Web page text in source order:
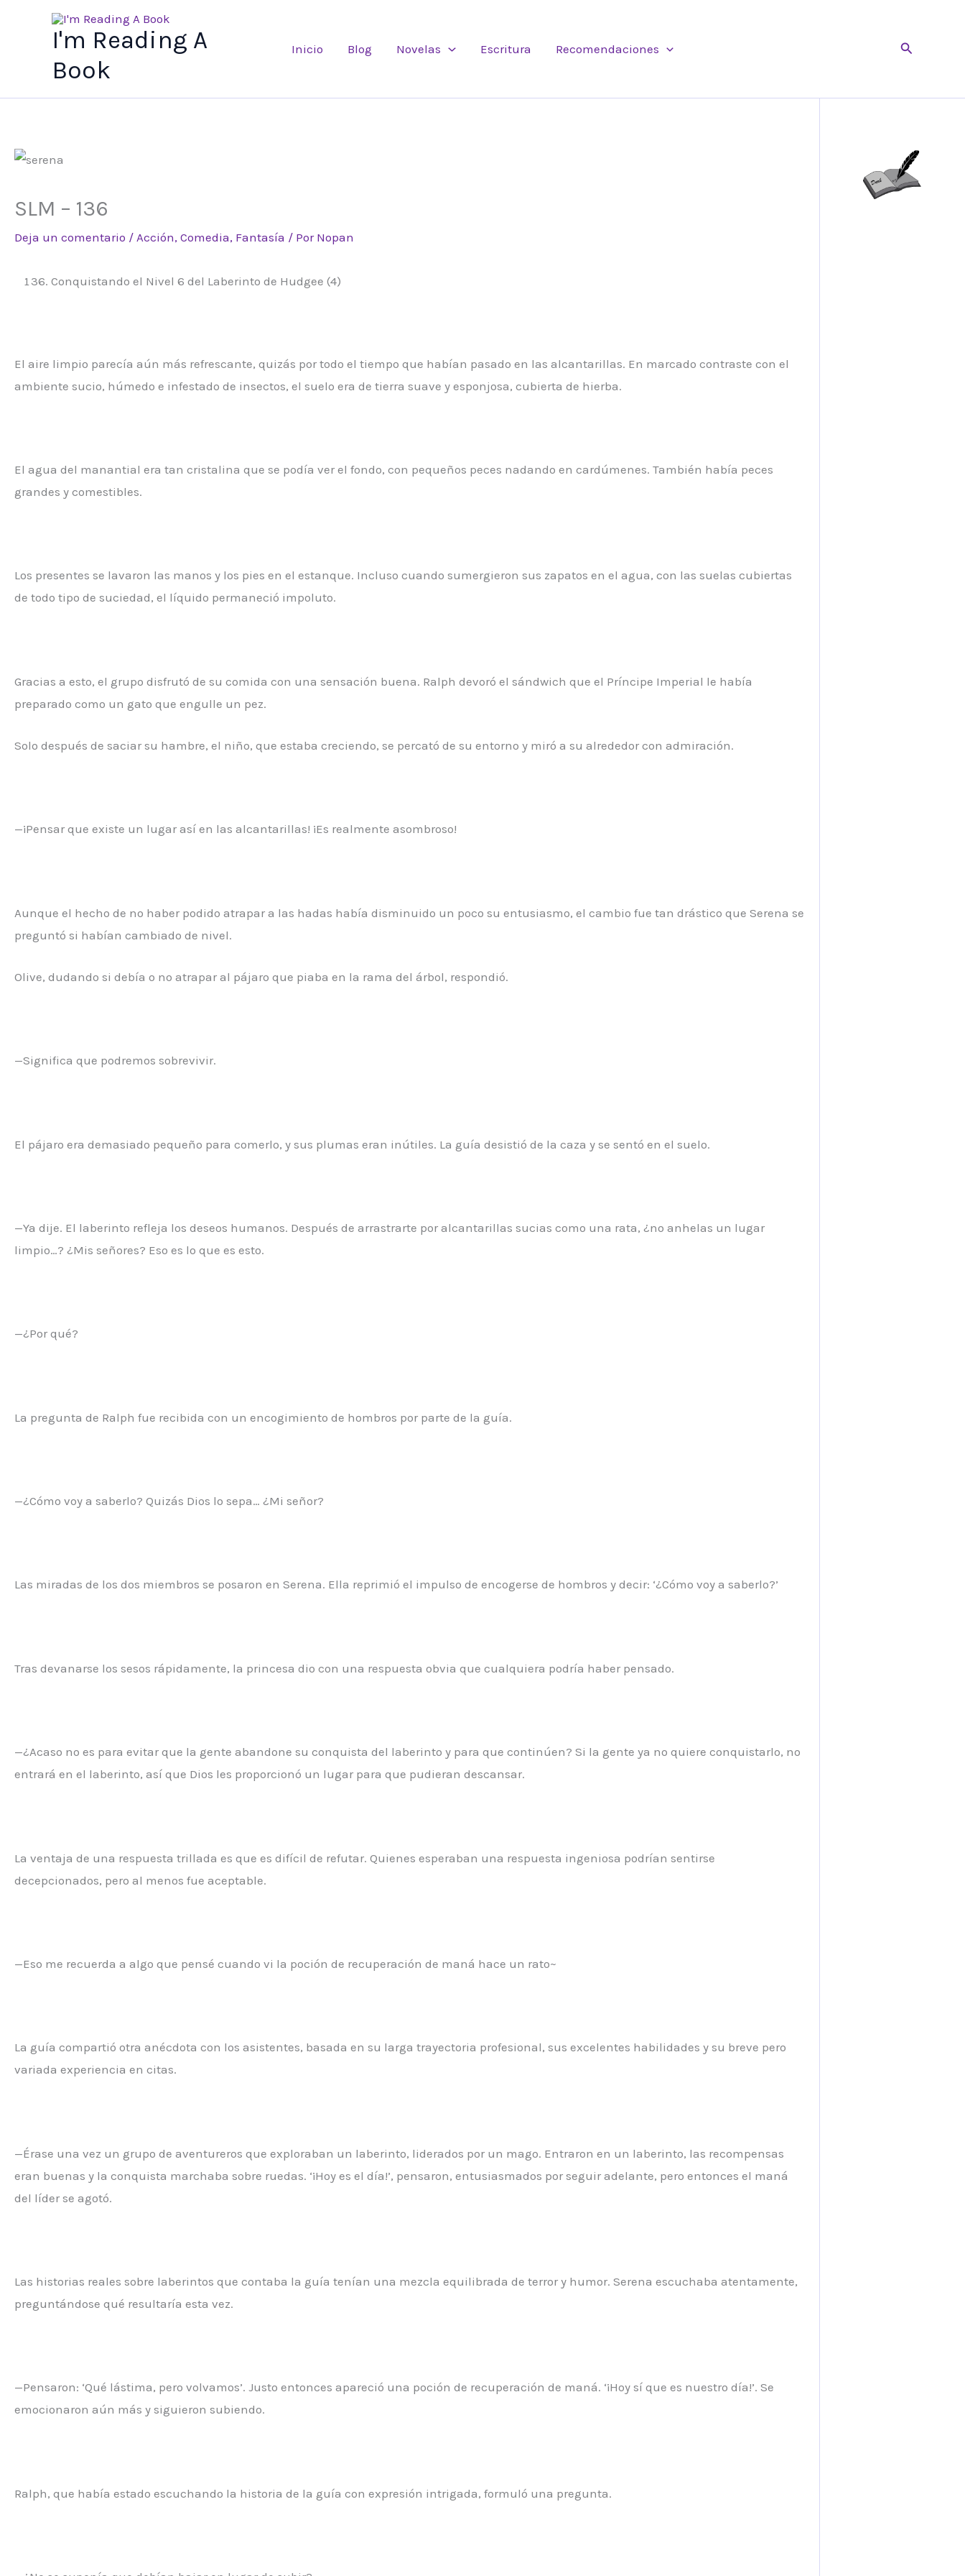
I'm Reading A
Book
Inicio Blog Novelas Escritura Recomendaciones Buscar
SLM – 136
Deja un comentario / Acción, Comedia, Fantasía / Por Nopan
Conquistando el Nivel 6 del Laberinto de Hudgee (4)
El aire limpio parecía aún más refrescante, quizás por todo el tiempo que habían pasado en las alcantarillas. En marcado contraste con el
ambiente sucio, húmedo e infestado de insectos, el suelo era de tierra suave y esponjosa, cubierta de hierba.
El agua del manantial era tan cristalina que se podía ver el fondo, con pequeños peces nadando en cardúmenes. También había peces
grandes y comestibles.
Los presentes se lavaron las manos y los pies en el estanque. Incluso cuando sumergieron sus zapatos en el agua, con las suelas cubiertas
de todo tipo de suciedad, el líquido permaneció impoluto.
Gracias a esto, el grupo disfrutó de su comida con una sensación buena. Ralph devoró el sándwich que el Príncipe Imperial le había
preparado como un gato que engulle un pez.
Solo después de saciar su hambre, el niño, que estaba creciendo, se percató de su entorno y miró a su alrededor con admiración.
—¡Pensar que existe un lugar así en las alcantarillas! ¡Es realmente asombroso!
Aunque el hecho de no haber podido atrapar a las hadas había disminuido un poco su entusiasmo, el cambio fue tan drástico que Serena se
preguntó si habían cambiado de nivel.
Olive, dudando si debía o no atrapar al pájaro que piaba en la rama del árbol, respondió.
—Significa que podremos sobrevivir.
El pájaro era demasiado pequeño para comerlo, y sus plumas eran inútiles. La guía desistió de la caza y se sentó en el suelo.
—Ya dije. El laberinto refleja los deseos humanos. Después de arrastrarte por alcantarillas sucias como una rata, ¿no anhelas un lugar
limpio…? ¿Mis señores? Eso es lo que es esto.
—¿Por qué?
La pregunta de Ralph fue recibida con un encogimiento de hombros por parte de la guía.
—¿Cómo voy a saberlo? Quizás Dios lo sepa… ¿Mi señor?
Las miradas de los dos miembros se posaron en Serena. Ella reprimió el impulso de encogerse de hombros y decir: ‘¿Cómo voy a saberlo?’
Tras devanarse los sesos rápidamente, la princesa dio con una respuesta obvia que cualquiera podría haber pensado.
—¿Acaso no es para evitar que la gente abandone su conquista del laberinto y para que continúen? Si la gente ya no quiere conquistarlo, no
entrará en el laberinto, así que Dios les proporcionó un lugar para que pudieran descansar.
La ventaja de una respuesta trillada es que es difícil de refutar. Quienes esperaban una respuesta ingeniosa podrían sentirse
decepcionados, pero al menos fue aceptable.
—Eso me recuerda a algo que pensé cuando vi la poción de recuperación de maná hace un rato~
La guía compartió otra anécdota con los asistentes, basada en su larga trayectoria profesional, sus excelentes habilidades y su breve pero
variada experiencia en citas.
—Érase una vez un grupo de aventureros que exploraban un laberinto, liderados por un mago. Entraron en un laberinto, las recompensas
eran buenas y la conquista marchaba sobre ruedas. ‘¡Hoy es el día!’, pensaron, entusiasmados por seguir adelante, pero entonces el maná
del líder se agotó.
Las historias reales sobre laberintos que contaba la guía tenían una mezcla equilibrada de terror y humor. Serena escuchaba atentamente,
preguntándose qué resultaría esta vez.
—Pensaron: ‘Qué lástima, pero volvamos’. Justo entonces apareció una poción de recuperación de maná. ‘¡Hoy sí que es nuestro día!’. Se
emocionaron aún más y siguieron subiendo.
Ralph, que había estado escuchando la historia de la guía con expresión intrigada, formuló una pregunta.